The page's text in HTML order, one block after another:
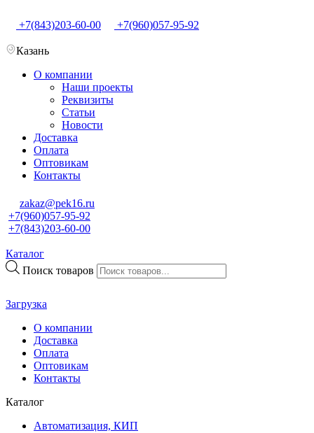
+7(843)203-60-00 +7(960)057-95-92
Казань
О компании
Наши проекты
Реквизиты
Статьи
Новости
Доставка
Оплата
Оптовикам
Контакты
zakaz@pek16.ru
+7(960)057-95-92
+7(843)203-60-00
Каталог
Поиск товаров
Загрузка
О компании
Доставка
Оплата
Оптовикам
Контакты
Каталог
Автоматизация, КИП